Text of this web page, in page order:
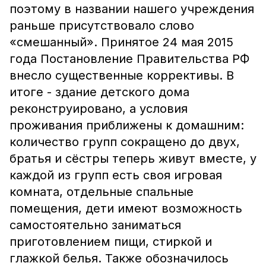
поэтому в названии нашего учреждения
раньше присутствовало слово
«смешанный». Принятое 24 мая 2015
года Постановление Правительства РФ
внесло существенные коррективы. В
итоге - здание детского дома
реконструировано, а условия
проживания приближены к домашним:
количество групп сокращено до двух,
братья и сёстры теперь живут вместе, у
каждой из групп есть своя игровая
комната, отдельные спальные
помещения, дети имеют возможность
самостоятельно заниматься
приготовлением пищи, стиркой и
глажкой белья. Также обозначилось